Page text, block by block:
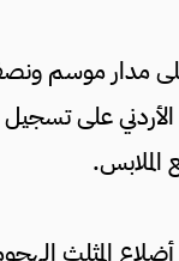
الملابس.
المثلث